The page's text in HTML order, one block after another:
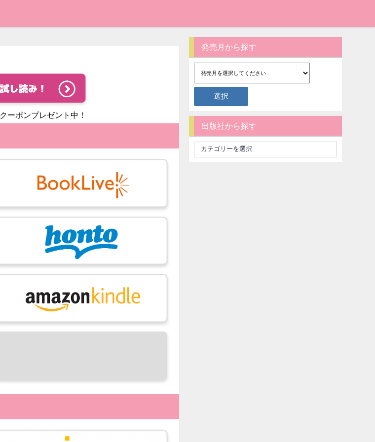
クーポンプレゼント中！
発売月から探す
出版社から探す